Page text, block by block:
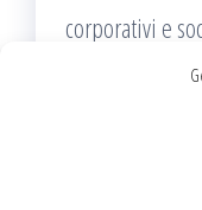
corporativi e
marchi di